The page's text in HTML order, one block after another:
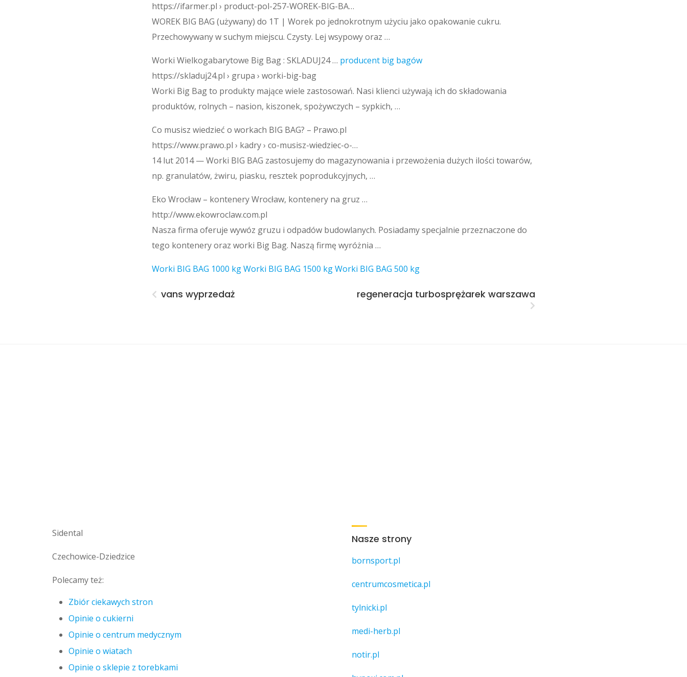
https://ifarmer.pl › product-pol-257-WOREK-BIG-BA…
WOREK BIG BAG (używany) do 1T | Worek po jednokrotnym użyciu jako opakowanie cukru.
Przechowywany w suchym miejscu. Czysty. Lej wsypowy oraz …
Worki Wielkogabarytowe Big Bag : SKLADUJ24 … producent big bagów
https://skladuj24.pl › grupa › worki-big-bag
Worki Big Bag to produkty mające wiele zastosowań. Nasi klienci używają ich do składowania
produktów, rolnych – nasion, kiszonek, spożywczych – sypkich, …
Co musisz wiedzieć o workach BIG BAG? – Prawo.pl
https://www.prawo.pl › kadry › co-musisz-wiedziec-o-…
14 lut 2014 — Worki BIG BAG zastosujemy do magazynowania i przewożenia dużych ilości towarów,
np. granulatów, żwiru, piasku, resztek poprodukcyjnych, …
Eko Wrocław – kontenery Wrocław, kontenery na gruz …
http://www.ekowroclaw.com.pl
Nasza firma oferuje wywóz gruzu i odpadów budowlanych. Posiadamy specjalnie przeznaczone do
tego kontenery oraz worki Big Bag. Naszą firmę wyróżnia …
Worki BIG BAG 1000 kgWorki BIG BAG 1500 kgWorki BIG BAG 500 kg
vans wyprzedaż regeneracja turbosprężarek warszawa
Sidental
Czechowice-Dziedzice
Polecamy też:
Zbiór ciekawych stron
Opinie o cukierni
Opinie o centrum medycznym
Opinie o wiatach
Opinie o sklepie z torebkami
Nasze strony
bornsport.pl
centrumcosmetica.pl
tylnicki.pl
medi-herb.pl
notir.pl